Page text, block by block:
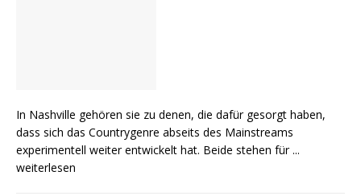
In Nashville gehören sie zu denen, die dafür gesorgt haben,
dass sich das Countrygenre abseits des Mainstreams
experimentell weiter entwickelt hat. Beide stehen für ...
weiterlesen